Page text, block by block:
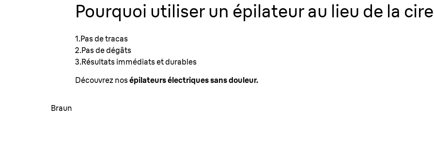
Pourquoi utiliser un épilateur au lieu de la
1.Pas de tracas
2.Pas de dégâts
3.Résultats immédiats et durables
Découvrez nosépilateurs électriques sans douleur.
Braun